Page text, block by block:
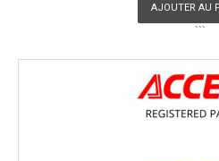
AJOUTER AU
```